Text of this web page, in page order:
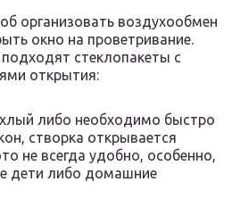
организовать воздухообмен
окно на проветривание.
стеклопакеты с
открытия:
либо необходимо быстро
створка открывается
не всегда удобно, особенно,
дети либо домашние